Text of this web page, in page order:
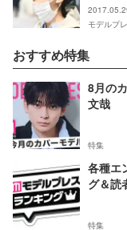
モデルプ
おすすめ特集
8月の
文哉
特集
各種エ
グ＆読
特集